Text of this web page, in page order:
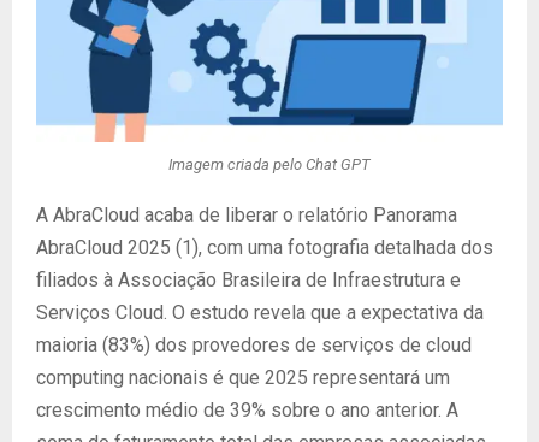
Imagem criada pelo Chat GPT
A AbraCloud acaba de liberar o relatório Panorama
AbraCloud 2025 (1), com uma fotografia detalhada dos
filiados à Associação Brasileira de Infraestrutura e
Serviços Cloud. O estudo revela que a expectativa da
maioria (83%) dos provedores de serviços de cloud
computing nacionais é que 2025 representará um
crescimento médio de 39% sobre o ano anterior. A